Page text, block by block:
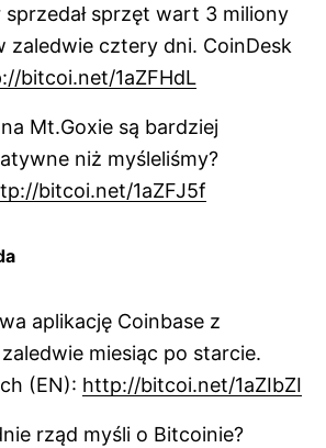
sprzedał sprzęt wart 3 miliony
zaledwie cztery dni. CoinDesk
bitcoi.net/1aZFHdL
Mt.Goxie są bardziej
niż myśleliśmy?
bitcoi.net/1aZFJ5f
aplikację Coinbase z
miesiąc po starcie.
(EN): http://bitcoi.net/1aZIbZI
rząd myśli o Bitcoinie?